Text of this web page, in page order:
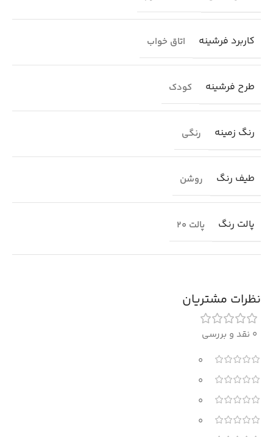
کاربرد فرشینه اتاق خواب
طرح فرشینه کودک
رنگ زمینه رنگی
طیف رنگ روشن
پالت رنگ پالت 20
نظرات مشتریان
0 نقد و بررسی
0
0
0
0